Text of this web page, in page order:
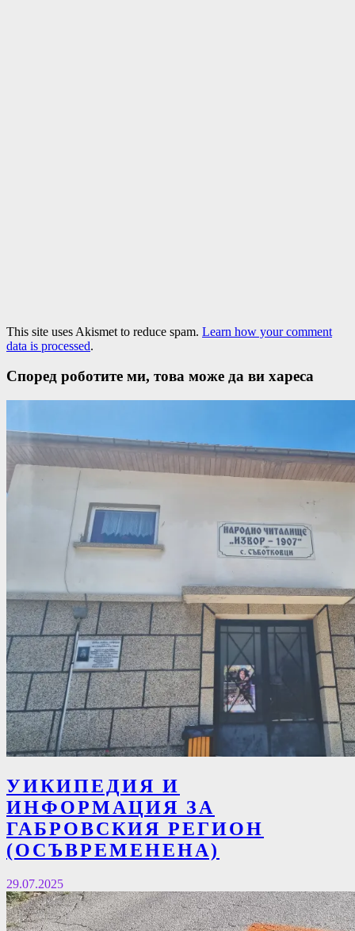
This site uses Akismet to reduce spam. Learn how your comment
data is processed.
Според роботите ми, това може да ви хареса
УИКИПЕДИЯ И
ИНФОРМАЦИЯ ЗА
ГАБРОВСКИЯ РЕГИОН
(ОСЪВРЕМЕНЕНА)
29.07.2025